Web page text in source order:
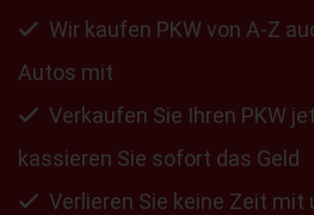
Wir kaufen PKW von A-Z
Autos mit
Verkaufen Sie Ihren PKW
kassieren Sie sofort das Geld
Verlieren Sie keine Zeit mit